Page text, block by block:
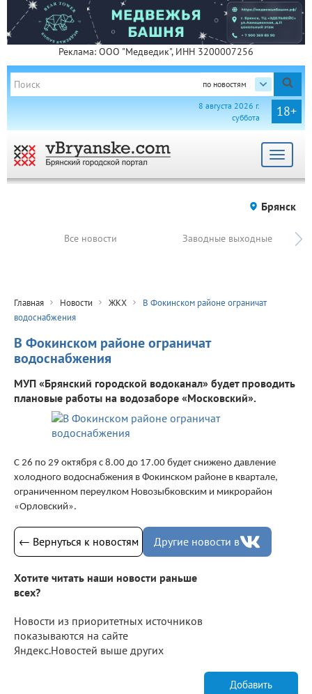
Реклама: ООО "Медведик", ИНН 3200007256
по новостям
18+
8 августа 2026 г.
суббота
Toggle
Брянск
Все новости Заводные выходные
Главная Новости ЖКХ
В Фокинском районе ограничат
водоснабжения
В Фокинском районе ограничат
водоснабжения
МУП «Брянский городской водоканал» будет проводить
плановые работы на водозаборе «Московский».
С 26 по 29 октября с 8.00 до 17.00 будет снижено давление
холодного водоснабжения в Фокинском районе в квартале,
ограниченном переулком Новозыбковским и микрорайон
«Орловский».
← Вернуться к новостям Другие новости в
Хотите читать наши новости раньше
всех?
Новости из приоритетных источников
показываются на сайте
Яндекс.Новостей выше других
Добавить